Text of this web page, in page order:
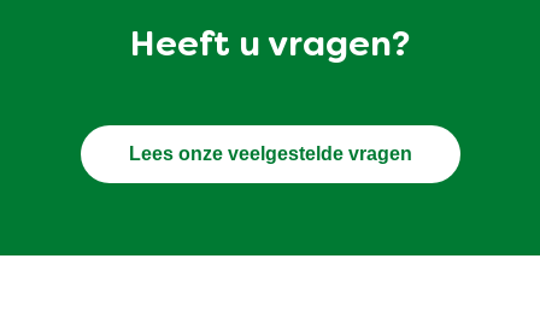
Heeft u vragen?
Lees onze veelgestelde vragen